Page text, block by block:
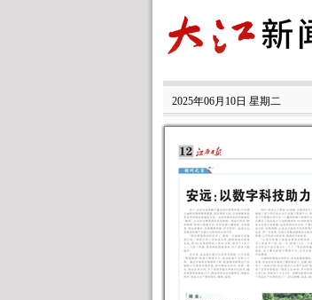
2025年06月10日 星期二